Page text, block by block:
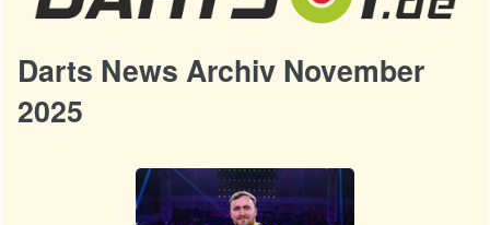
Darts News Archiv November
2025